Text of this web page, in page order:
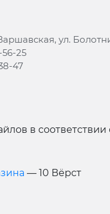
ул.
56-25
47
в
— 10 Вёрст